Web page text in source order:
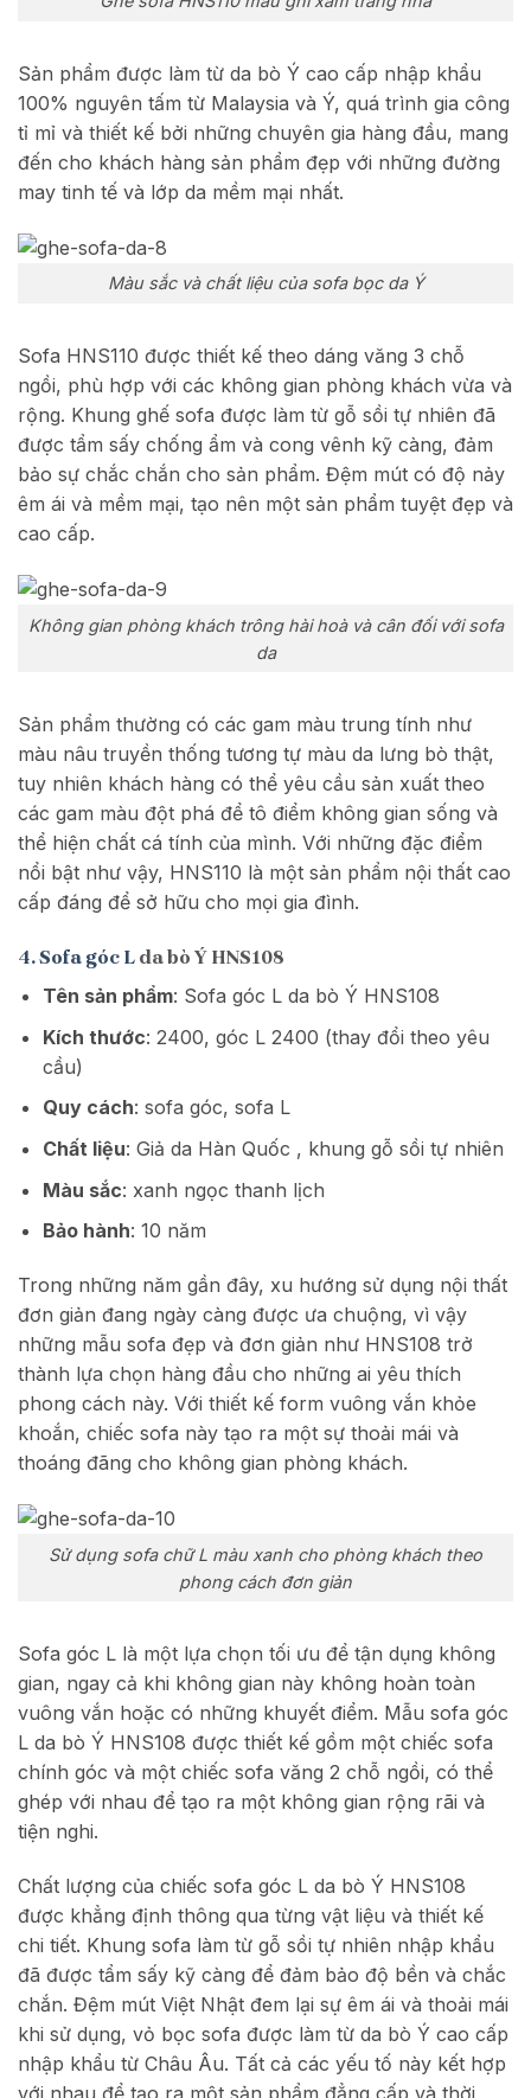
Sản phẩm được làm từ da bò Ý cao cấp nhập khẩu
100% nguyên tấm từ Malaysia và Ý, quá trình gia công
tỉ mỉ và thiết kế bởi những chuyên gia hàng đầu, mang
đến cho khách hàng sản phẩm đẹp với những đường
may tinh tế và lớp da mềm mại nhất.
Màu sắc và chất liệu của sofa bọc da Ý
Sofa HNS110 được thiết kế theo dáng văng 3 chỗ
ngồi, phù hợp với các không gian phòng khách vừa và
rộng. Khung ghế sofa được làm từ gỗ sồi tự nhiên đã
được tẩm sấy chống ẩm và cong vênh kỹ càng, đảm
bảo sự chắc chắn cho sản phẩm. Đệm mút có độ nảy
êm ái và mềm mại, tạo nên một sản phẩm tuyệt đẹp và
cao cấp.
Không gian phòng khách trông hài hoà và cân đối với sofa
da
Sản phẩm thường có các gam màu trung tính như
màu nâu truyền thống tương tự màu da lưng bò thật,
tuy nhiên khách hàng có thể yêu cầu sản xuất theo
các gam màu đột phá để tô điểm không gian sống và
thể hiện chất cá tính của mình. Với những đặc điểm
nổi bật như vậy, HNS110 là một sản phẩm nội thất cao
cấp đáng để sở hữu cho mọi gia đình.
4. Sofa góc L da bò Ý HNS108
Tên sản phẩm: Sofa góc L da bò Ý HNS108
Kích thước: 2400, góc L 2400 (thay đổi theo yêu
cầu)
Quy cách: sofa góc, sofa L
Chất liệu: Giả da Hàn Quốc , khung gỗ sồi tự nhiên
Màu sắc: xanh ngọc thanh lịch
Bảo hành: 10 năm
Trong những năm gần đây, xu hướng sử dụng nội thất
đơn giản đang ngày càng được ưa chuộng, vì vậy
những mẫu sofa đẹp và đơn giản như HNS108 trở
thành lựa chọn hàng đầu cho những ai yêu thích
phong cách này. Với thiết kế form vuông vắn khỏe
khoắn, chiếc sofa này tạo ra một sự thoải mái và
thoáng đãng cho không gian phòng khách.
Sử dụng sofa chữ L màu xanh cho phòng khách theo
phong cách đơn giản
Sofa góc L là một lựa chọn tối ưu để tận dụng không
gian, ngay cả khi không gian này không hoàn toàn
vuông vắn hoặc có những khuyết điểm. Mẫu sofa góc
L da bò Ý HNS108 được thiết kế gồm một chiếc sofa
chính góc và một chiếc sofa văng 2 chỗ ngồi, có thể
ghép với nhau để tạo ra một không gian rộng rãi và
tiện nghi.
Chất lượng của chiếc sofa góc L da bò Ý HNS108
được khẳng định thông qua từng vật liệu và thiết kế
chi tiết. Khung sofa làm từ gỗ sồi tự nhiên nhập khẩu
đã được tẩm sấy kỹ càng để đảm bảo độ bền và chắc
chắn. Đệm mút Việt Nhật đem lại sự êm ái và thoải mái
khi sử dụng, vỏ bọc sofa được làm từ da bò Ý cao cấp
nhập khẩu từ Châu Âu. Tất cả các yếu tố này kết hợp